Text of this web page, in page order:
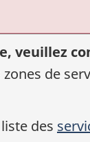
veuillez
de
des